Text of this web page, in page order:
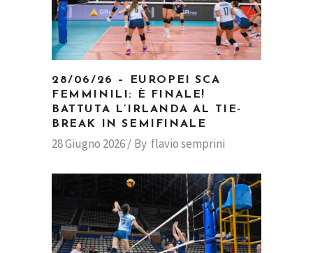
28/06/26 – EUROPEI SCA
FEMMINILI: È FINALE!
BATTUTA L’IRLANDA AL TIE-
BREAK IN SEMIFINALE
28 Giugno 2026 By flavio semprini